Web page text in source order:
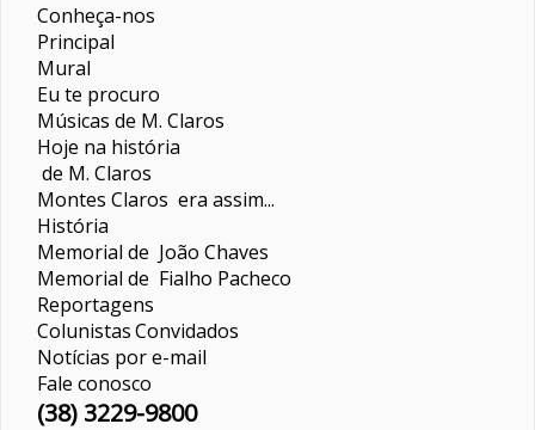
Conheça-nos
Principal
Mural
Eu te procuro
Músicas de M. Claros
Hoje na história
de M. Claros
Montes Claros era assim...
História
Memorial de João Chaves
Memorial de Fialho Pacheco
Reportagens
ColunistasConvidados
Notícias por e-mail
Fale conosco
(38) 3229-9800